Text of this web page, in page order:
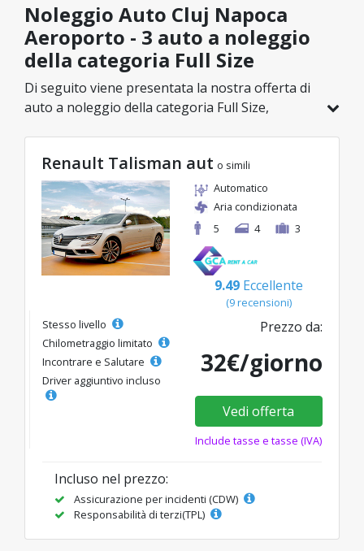
Noleggio Auto Cluj Napoca
Aeroporto - 3 auto a noleggio
della categoria Full Size
Di seguito viene presentata la nostra offerta di
auto a noleggio della categoria Full Size,
scegliere il modello ideale nella categoria
selezionata, con tariffe vantaggiose a partire da
soli 30€/giorno.
Renault Talisman aut o simili
Automatico
Aria condizionata
5
4 3
9.49 Eccellente
(9 recensioni)
Stesso livello
Chilometraggio limitato
Incontrare e Salutare
Driver aggiuntivo incluso
Prezzo da:
32€/giorno
Vedi offerta
Include tasse e tasse (IVA)
Incluso nel prezzo:
Assicurazione per incidenti (CDW)
Responsabilità di terzi(TPL)